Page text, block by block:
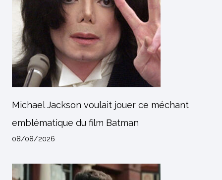
Michael Jackson voulait jouer ce méchant
emblématique du film Batman
08/08/2026